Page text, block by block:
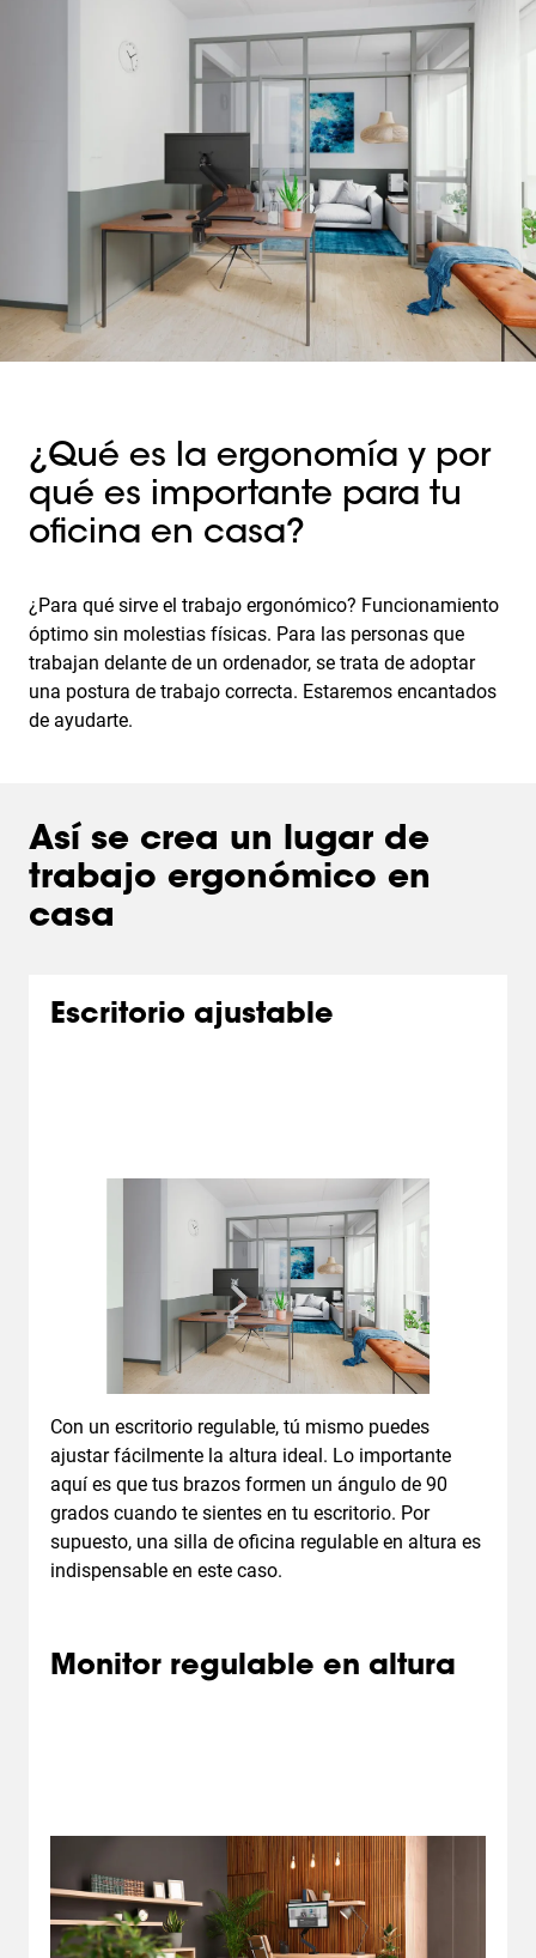
¿Qué es la ergonomía y por
qué es importante para tu
oficina en casa?
¿Para qué sirve el trabajo ergonómico? Funcionamiento
óptimo sin molestias físicas. Para las personas que
trabajan delante de un ordenador, se trata de adoptar
una postura de trabajo correcta. Estaremos encantados
de ayudarte.
Así se crea un lugar de
trabajo ergonómico en
casa
Escritorio ajustable
Con un escritorio regulable, tú mismo puedes
ajustar fácilmente la altura ideal. Lo importante
aquí es que tus brazos formen un ángulo de 90
grados cuando te sientes en tu escritorio. Por
supuesto, una silla de oficina regulable en altura es
indispensable en este caso.
Monitor regulable en altura